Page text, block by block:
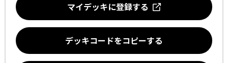
マイデッキに登録する
デッキコードをコピーする